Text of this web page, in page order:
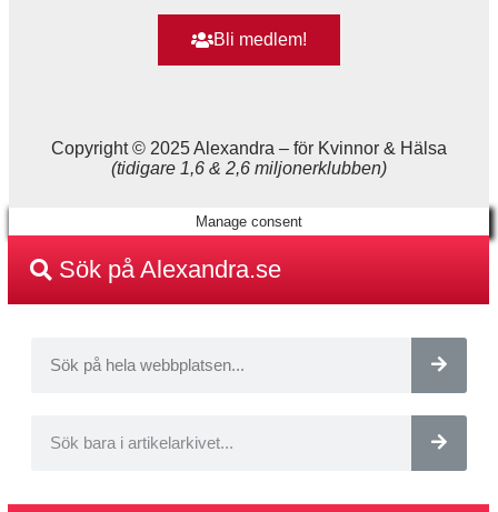
Bli medlem!
Copyright © 2025 Alexandra – för Kvinnor & Hälsa
(tidigare 1,6 & 2,6 miljonerklubben)
Manage consent
Sök på Alexandra.se